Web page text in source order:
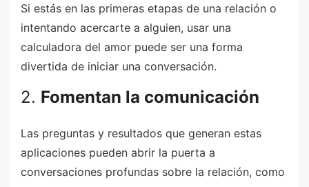
Si estás en las primeras etapas de una relación o
intentando acercarte a alguien, usar una
calculadora del amor puede ser una forma
divertida de iniciar una conversación.
2. Fomentan la comunicación
Las preguntas y resultados que generan estas
aplicaciones pueden abrir la puerta a
conversaciones profundas sobre la relación, como